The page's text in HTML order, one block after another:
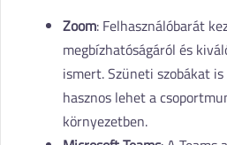
Zoom: Felhasználóbarát
megbízhatóságáról és
ismert. Szüneti szobákat
hasznos lehet a
környezetben.